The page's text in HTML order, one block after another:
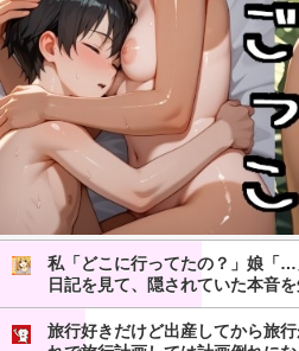
私「どこに行ってたの？」娘「
日記を見て、隠されていた本音
旅行好きだけど出産してから旅